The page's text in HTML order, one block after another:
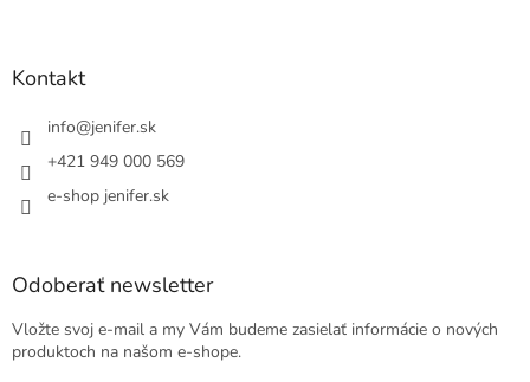
Kontakt
info@jenifer.sk
+421 949 000 569
e-shop jenifer.sk
Odoberať newsletter
Vložte svoj e-mail a my Vám budeme zasielať informácie o nových
produktoch na našom e-shope.